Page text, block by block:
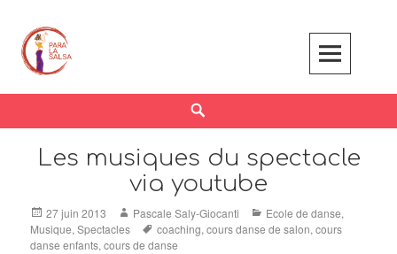
content
Les musiques du spectacle
via youtube
Posted
on
27 juin 2013 Author
Pascale Saly-Giocanti Categories
Ecole de danse,
Musique,Spectacles Tags
coaching,cours danse de salon,cours
danse enfants,cours de danse